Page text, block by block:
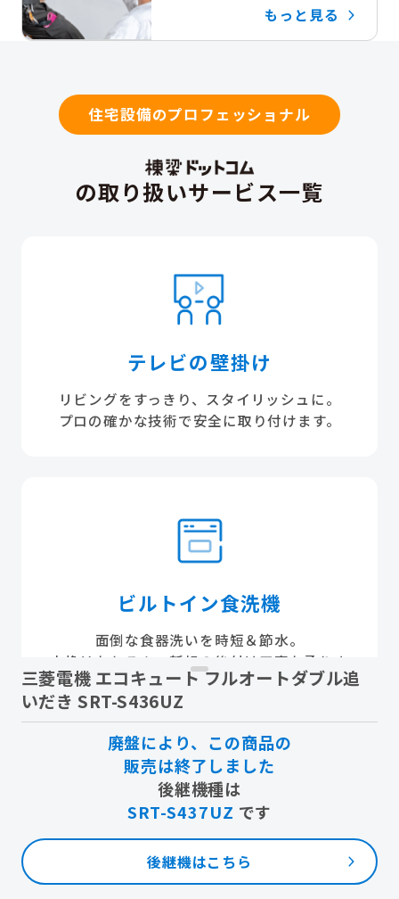
三菱電機 エコキュート フルオートダブル追
いだき SRT-S436UZ
廃盤により、この商品の
販売は終了しました
後継機種は
SRT-S437UZ です
後継機はこちら
もっと見る
住宅設備のプロフェッショナル
の取り扱いサービス一覧
テレビの壁掛け
リビングをすっきり、スタイリッシュに。
プロの確かな技術で安全に取り付けます。
ビルトイン食洗機
面倒な食器洗いを時短＆節水。
交換はもちろん、新規の後付け工事も承りま
す。
エアコン